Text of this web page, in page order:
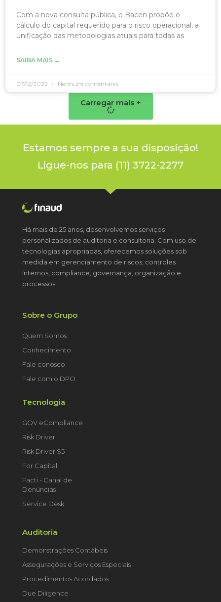
Com a nova consulta pública, o Bacen propõe o
cálculo do capital requerido para o risco operacional, a
unificação das metodologias atuais para todas as
SAIBA MAIS →
07/12/2022 Nenhum comentário
Carregar mais +
Estamos sempre a sua disposição!
Ligue-nos para (11) 3722-2277
Há mais de 25 anos, desenvolvemos serviços
personalizados de auditoria e consultoria. Com uso de
tecnologias apropriadas, oferecemos soluções sob
medida em gerenciamento de riscos, controles
internos, compliance, governança, organização e
processos.
Sobre o Grupo
Quem Somos
Conhecimento
Fale conosco
Fale com o DPO
Tecnologia
GOV eCompliance
Risk Driver
Risk Driver S5
For Capital
Facti - Canal de
Denúncias
Service Desk
Auditoria
Demonstrações Contábeis
Assegurações e Serviços Especiais
Procedimentos Acordados
Due Diligence